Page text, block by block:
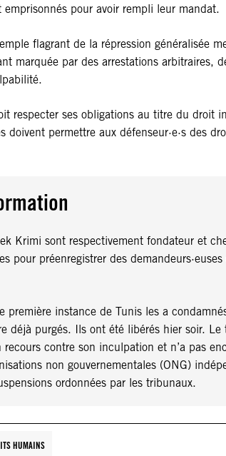
emprisonnés pour avoir rempli leur mandat.
flagrant de la répression généralisée
marquée par des arrestations
respecter ses obligations au titre du droit
doivent permettre aux défenseur·e·s des
Krimi sont respectivement fondateur et
pour préenregistrer des
instance de Tunis les a
déjà purgés. Ils ont été libérés hier soir.
contre son inculpation et n’a pas
non gouvernementales (ONG)
ordonnées par les tribunaux.
HUMAINS